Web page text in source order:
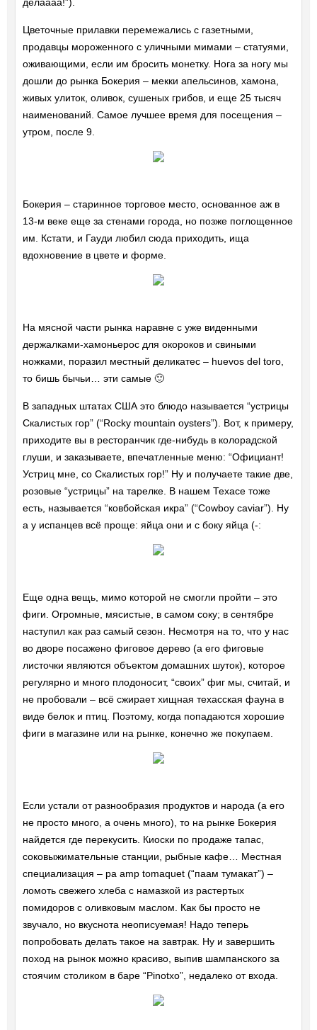
Цветочные прилавки перемежались с газетными,
продавцы мороженного с уличными мимами – статуями,
оживающими, если им бросить монетку. Нога за ногу мы
дошли до рынка Бокерия – мекки апельсинов, хамона,
живых улиток, оливок, сушеных грибов, и еще 25 тысяч
наименований. Самое лучшее время для посещения –
утром, после 9.
Бокерия – старинное торговое место, основанное аж в
13-м веке еще за стенами города, но позже поглощенное
им. Кстати, и Гауди любил сюда приходить, ища
вдохновение в цвете и форме.
На мясной части рынка наравне с уже виденными
держалками-хамоньерос для окороков и свиными
ножками, поразил местный деликатес – huevos del toro,
то бишь бычьи… эти самые 🙂
В западных штатах США это блюдо называется “устрицы
Скалистых гор” (“Rocky mountain oysters”). Вот, к примеру,
приходите вы в ресторанчик где-нибудь в колорадской
глуши, и заказываете, впечатленные меню: “Официант!
Устриц мне, со Скалистых гор!” Ну и получаете такие две,
розовые “устрицы” на тарелке. В нашем Техасе тоже
есть, называется “ковбойская икра” (“Cowboy caviar”). Ну
а у испанцев всё проще: яйца они и с боку яйца (-:
Еще одна вещь, мимо которой не смогли пройти – это
фиги. Огромные, мясистые, в самом соку; в сентябре
наступил как раз самый сезон. Несмотря на то, что у нас
во дворе посажено фиговое дерево (а его фиговые
листочки являются объектом домашних шуток), которое
регулярно и много плодоносит, “своих” фиг мы, считай, и
не пробовали – всё сжирает хищная техасская фауна в
виде белок и птиц. Поэтому, когда попадаются хорошие
фиги в магазине или на рынке, конечно же покупаем.
Если устали от разнообразия продуктов и народа (а его
не просто много, а очень много), то на рынке Бокерия
найдется где перекусить. Киоски по продаже тапас,
соковыжимательные станции, рыбные кафе… Местная
специализация – pa amp tomaquet (“паам тумакат”) –
ломоть свежего хлеба с намазкой из растертых
помидоров с оливковым маслом. Как бы просто не
звучало, но вкуснота неописуемая! Надо теперь
попробовать делать такое на завтрак. Ну и завершить
поход на рынок можно красиво, выпив шампанского за
стоячим столиком в баре “Pinotxo”, недалеко от входа.